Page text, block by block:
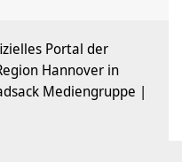
Portal der
Hannover in
Mediengruppe |